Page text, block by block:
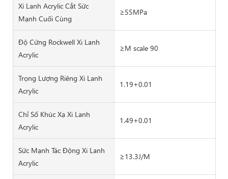
Xi Lanh Acrylic Cắt Sức
Mạnh Cuối Cùng
≥55MPa
Độ Cứng Rockwell Xi Lanh
Acrylic
≥M scale 90
Trọng Lượng Riêng Xi Lanh
Acrylic
1.19+0.01
Chỉ Số Khúc Xạ Xi Lanh
Acrylic
1.49+0.01
Sức Mạnh Tác Động Xi Lanh
Acrylic
≥13.3J/M